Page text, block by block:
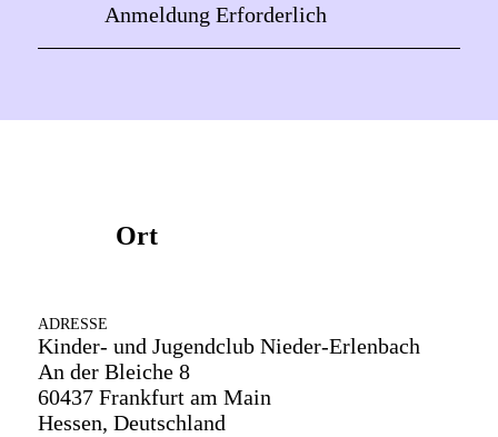
Anmeldung Erforderlich
Ort
ADRESSE
Kinder- und Jugendclub Nieder-Erlenbach
An der Bleiche 8
60437 Frankfurt am Main
Hessen, Deutschland